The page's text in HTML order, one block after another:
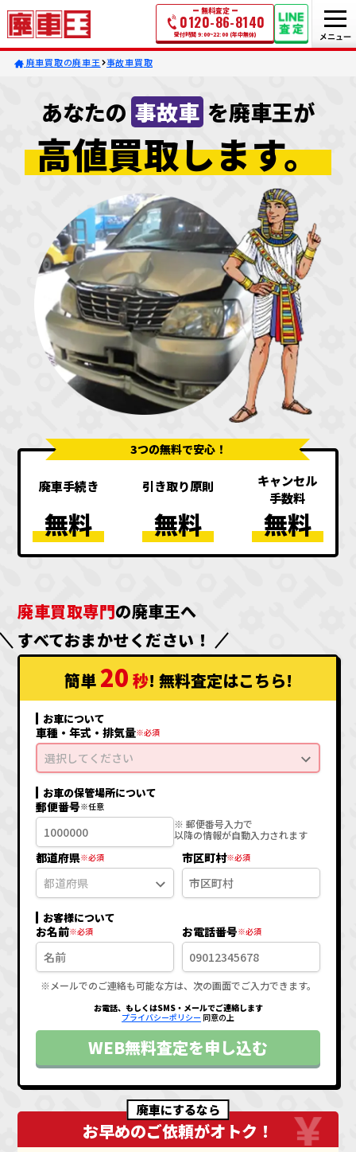
無料査定
0120-86-8140
受付時間 9:00~22:00 (年中無休)
廃車買取の廃車王 事故車買取
あなたの 事故車 を廃車王が
高値買取します。
3つの無料で安心！
廃車手続き
無料
引き取り原則
無料
キャンセル
手数料
無料
廃車買取専門の廃車王へ
すべておまかせください！
簡単 20 秒! 無料査定はこちら!
お車について
車種・年式・排気量
選択してください
お車の保管場所について
郵便番号
※ 郵便番号入力で
以降の情報が自動入力されます
都道府県 市区町村
お客様について
お名前 お電話番号
※メールでのご連絡も可能な方は、次の画面でご入力できます。
お電話、もしくはSMS・メールでご連絡します
プライバシーポリシー 同意の上
WEB無料査定を申し込む
廃車にするなら
お早めのご依頼がオトク！